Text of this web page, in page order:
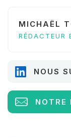
MICHAËL
RÉDACTEUR
NOUS
NOTRE